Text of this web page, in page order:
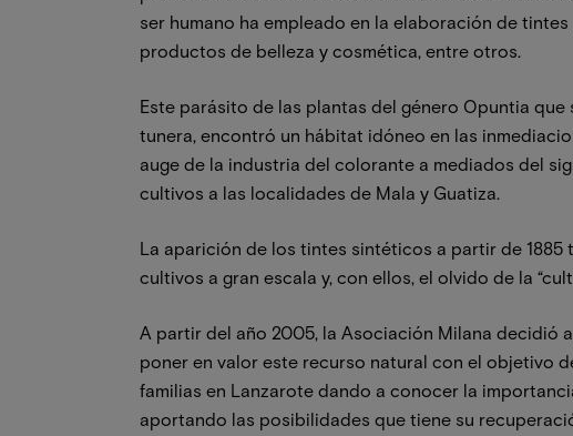
ser humano ha empleado en la elaboración de
productos de belleza y cosmética, entre otros.
Este parásito de las plantas del género Opuntia que
tunera, encontró un hábitat idóneo en las
auge de la industria del colorante a mediados del
cultivos a las localidades de Mala y Guatiza.
La aparición de los tintes sintéticos a partir de
cultivos a gran escala y, con ellos, el olvido de la
A partir del año 2005, la Asociación Milana decidió
poner en valor este recurso natural con el objetivo
familias en Lanzarote dando a conocer la
aportando las posibilidades que tiene su